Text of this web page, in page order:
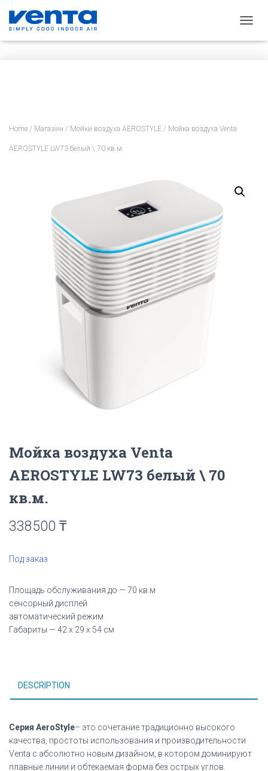
Е
Home / Магазин / Мойки воздуха AEROSTYLE / Мойка воздуха Venta
AEROSTYLE LW73 белый \ 70 кв.м.
Мойка воздуха Venta
AEROSTYLE LW73 белый \ 70
кв.м.
338500 ₸
Под заказ
Площадь обслуживания до — 70 кв.м
сенсорный дисплей
автоматический режим
Габариты — 42 х 29 х 54 см
DESCRIPTION
Серия AeroStyle– это сочетание традиционно высокого
качества, простоты использования и производительности
Venta с абсолютно новым дизайном, в котором доминируют
плавные линии и обтекаемая форма без острых углов.